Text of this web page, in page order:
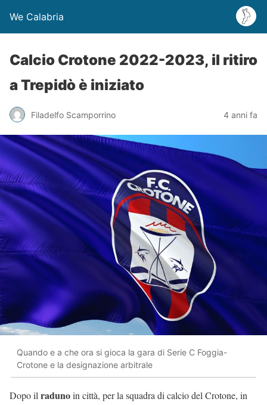
We Calabria
Calcio Crotone 2022-2023, il ritiro
a Trepidò è iniziato
Filadelfo Scamporrino 4 anni fa
Quando e a che ora si gioca la gara di Serie C Foggia-
Crotone e la designazione arbitrale
Dopo il radunoin città, per la squadra di calcio del Crotone, in